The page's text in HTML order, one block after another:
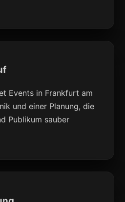
Events in Frankfurt am
und einer Planung, die
Publikum sauber